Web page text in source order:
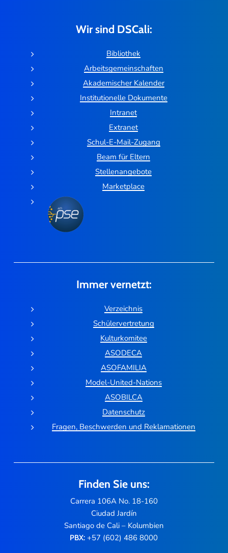
Wir sind DSCali:
Bibliothek
Arbeitsgemeinschaften
Akademischer Kalender
Institutionelle Dokumente
Intranet
Extranet
Schul-E-Mail-Zugang
Beam für Eltern
Stellenangebote
Marketplace
Immer vernetzt:
Verzeichnis
Schülervertretung
Kulturkomitee
ASODECA
ASOFAMILIA
Model-United-Nations
ASOBILCA
Datenschutz
Fragen, Beschwerden und Reklamationen
Finden Sie uns:
Carrera 106A No. 18-160
Ciudad Jardín
Santiago de Cali – Kolumbien
PBX: +57 (602) 486 8000